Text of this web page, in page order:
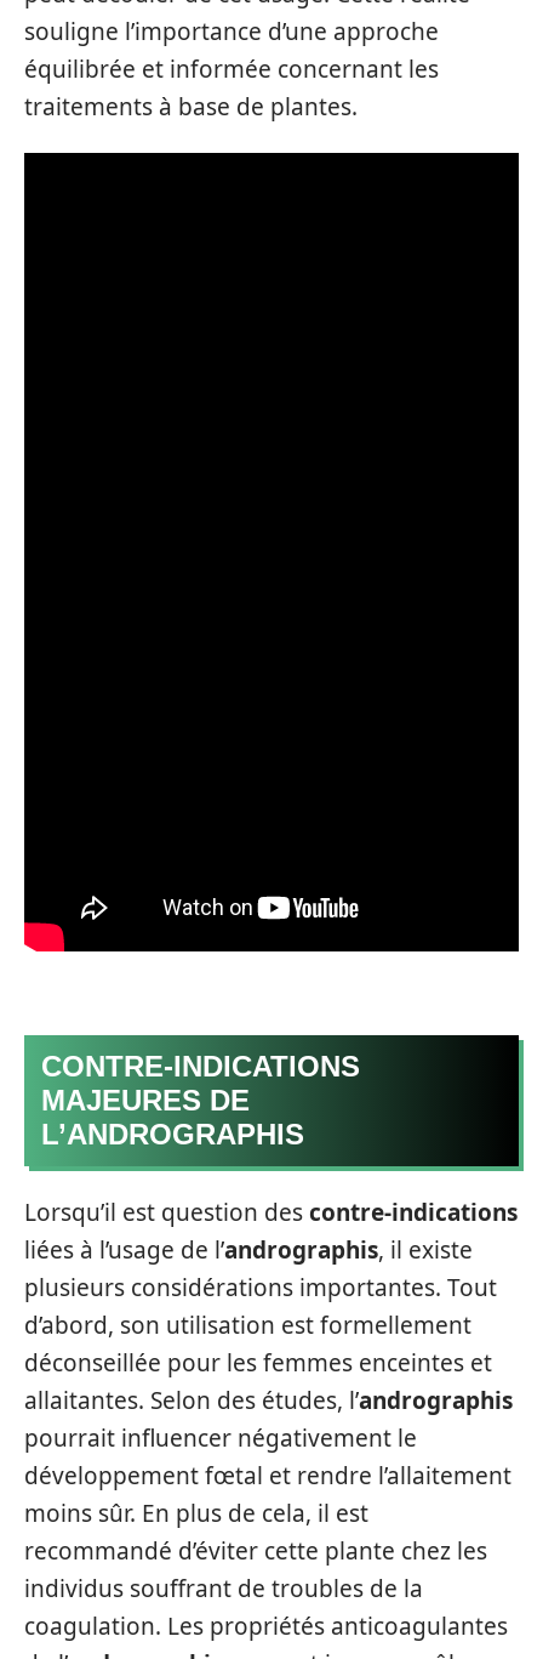
souligne l’importance d’une approche
équilibrée et informée concernant les
traitements à base de plantes.
CONTRE-INDICATIONS
MAJEURES DE
L’ANDROGRAPHIS
Lorsqu’il est question descontre-indications
liées à l’usage de l’andrographis, il existe
plusieurs considérations importantes. Tout
d’abord, son utilisation est formellement
déconseillée pour les femmes enceintes et
allaitantes. Selon des études, l’andrographis
pourrait influencer négativement le
développement fœtal et rendre l’allaitement
moins sûr. En plus de cela, il est
recommandé d’éviter cette plante chez les
individus souffrant de troubles de la
coagulation. Les propriétés anticoagulantes